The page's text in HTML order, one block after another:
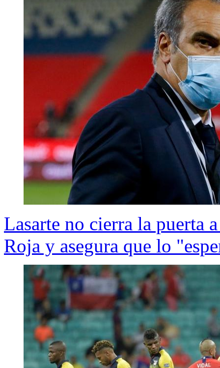
Lasarte no cierra la puerta
Roja y asegura que lo